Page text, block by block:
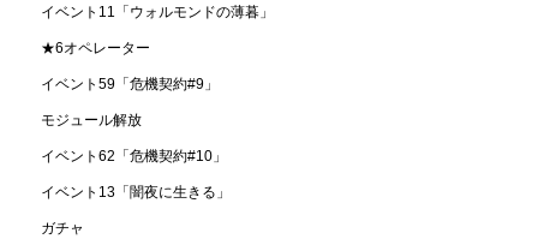
イベント11「ウォルモンドの薄暮」
★6オペレーター
イベント59「危機契約#9」
モジュール解放
イベント62「危機契約#10」
イベント13「闇夜に生きる」
ガチャ